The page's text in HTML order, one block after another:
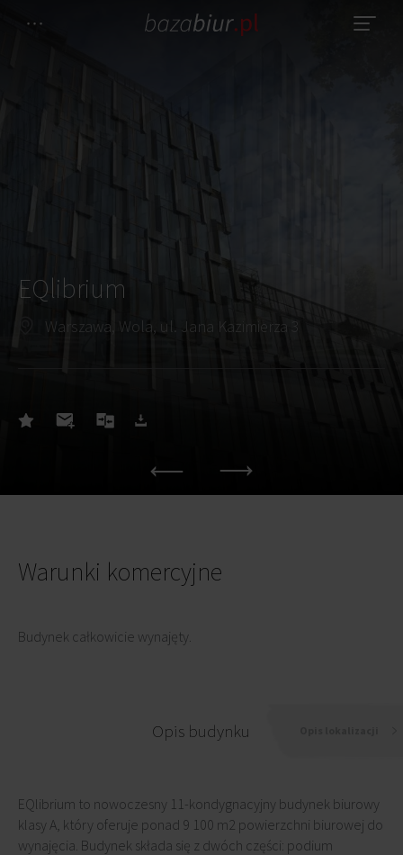
EQlibrium
Warszawa, Wola, ul. Jana Kazimierza 3
Warunki komercyjne
Budynek całkowicie wynajęty.
Opis budynku
EQlibrium to nowoczesny 11-kondygnacyjny budynek biurowy
klasy A, który oferuje ponad 9 100 m2 powierzchni biurowej do
wynajęcia. Budynek składa się z dwóch części: podium